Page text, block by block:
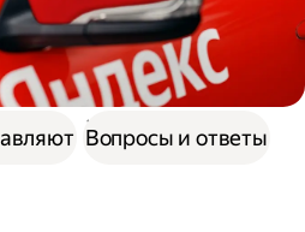
Вопросы и ответы